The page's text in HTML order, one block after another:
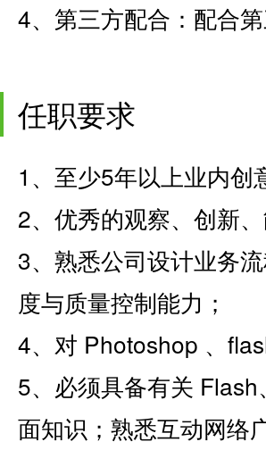
4、第三方配合：配合
任职要求
1、至少5年以上业内创
2、优秀的观察、创新
3、熟悉公司设计业务
度与质量控制能力；
4、对 Photoshop 、
5、必须具备有关
面知识；熟悉互动网络